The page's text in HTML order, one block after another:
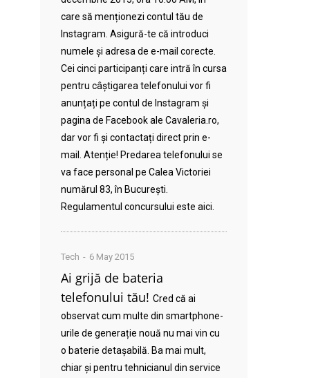
care să menționezi contul tău de
Instagram. Asigură-te că introduci
numele și adresa de e-mail corecte.
Cei cinci participanți care intră în cursa
pentru câștigarea telefonului vor fi
anunțați pe contul de Instagram și
pagina de Facebook ale Cavaleria.ro,
dar vor fi și contactați direct prin e-
mail. Atenție! Predarea telefonului se
va face personal pe Calea Victoriei
numărul 83, în București.
Regulamentul concursului este aici.
Tech 6 May 2015
Ai grijă de bateria
telefonului tău! Cred că ai
observat cum multe din smartphone-
urile de generație nouă nu mai vin cu
o baterie detașabilă. Ba mai mult,
chiar și pentru tehnicianul din service